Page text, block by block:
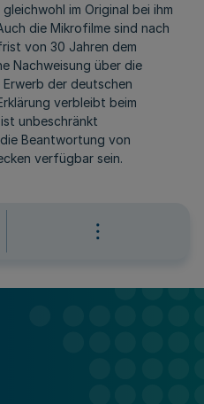
im Original bei ihm
die Mikrofilme sind nach
von 30 Jahren dem
Nachweisung über die
der deutschen
verbleibt beim
unbeschränkt
Beantwortung von
verfügbar sein.